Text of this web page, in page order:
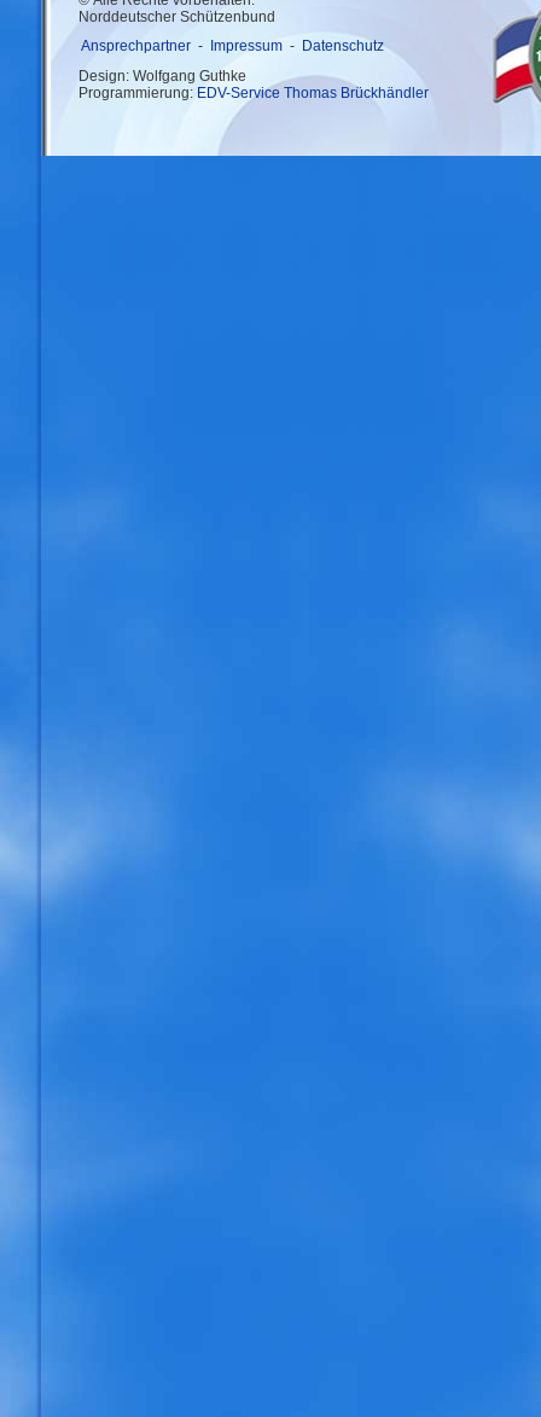
Norddeutscher Schützenbund
Ansprechpartner - Impressum - Datenschutz
Design: Wolfgang Guthke
Programmierung: EDV-Service Thomas Brückhändler